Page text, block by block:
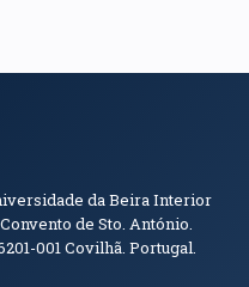
de Contacto
da Beira Interior
Convento de Sto. António.
001Covilhã. Portugal.